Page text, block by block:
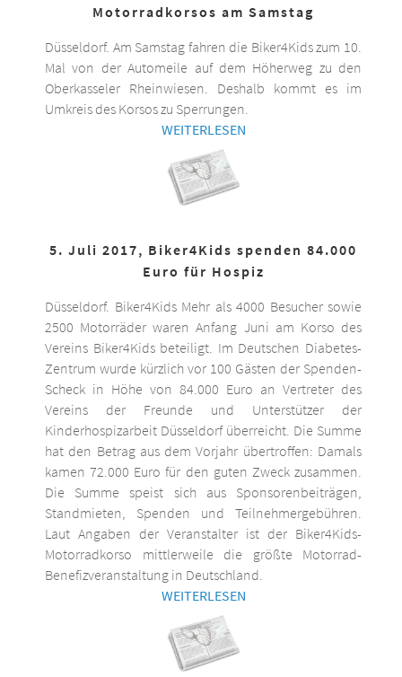
Motorradkorsos am Samstag
Düsseldorf. Am Samstag fahren die Biker4Kids zum 10.
Mal von der Automeile auf dem Höherweg zu den
Oberkasseler Rheinwiesen. Deshalb kommt es im
Umkreis des Korsos zu Sperrungen.
WEITERLESEN
5. Juli 2017, Biker4Kids spenden 84.000
Euro für Hospiz
Düsseldorf. Biker4Kids Mehr als 4000 Besucher sowie
2500 Motorräder waren Anfang Juni am Korso des
Vereins Biker4Kids beteiligt. Im Deutschen Diabetes-
Zentrum wurde kürzlich vor 100 Gästen der Spenden-
Scheck in Höhe von 84.000 Euro an Vertreter des
Vereins der Freunde und Unterstützer der
Kinderhospizarbeit Düsseldorf überreicht. Die Summe
hat den Betrag aus dem Vorjahr übertroffen: Damals
kamen 72.000 Euro für den guten Zweck zusammen.
Die Summe speist sich aus Sponsorenbeiträgen,
Standmieten, Spenden und Teilnehmergebühren.
Laut Angaben der Veranstalter ist der Biker4Kids-
Motorradkorso mittlerweile die größte Motorrad-
Benefizveranstaltung in Deutschland.
WEITERLESEN